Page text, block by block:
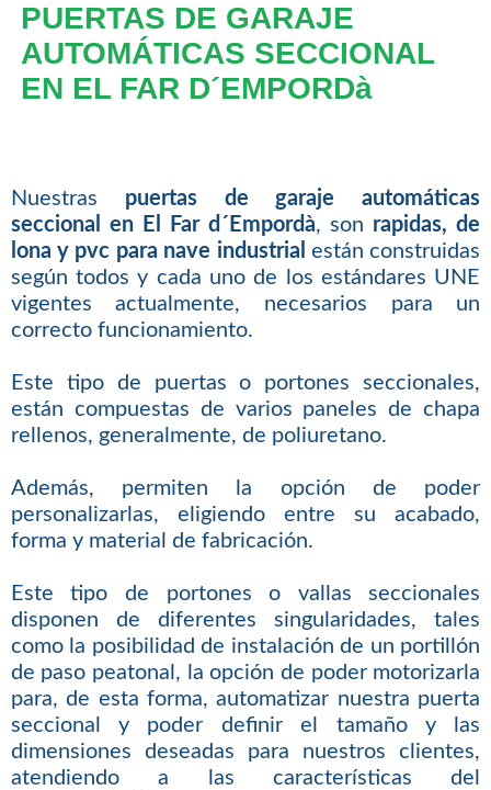
PUERTAS DE GARAJE
AUTOMÁTICAS SECCIONAL
EN EL FAR D´EMPORDà
Nuestras puertas de garaje automáticas
seccional en El Far d´Empordà, son rapidas, de
lona y pvc para nave industrial están construidas
según todos y cada uno de los estándares UNE
vigentes actualmente, necesarios para un
correcto funcionamiento.
Este tipo de puertas o portones seccionales,
están compuestas de varios paneles de chapa
rellenos, generalmente, de poliuretano.
Además, permiten la opción de poder
personalizarlas, eligiendo entre su acabado,
forma y material de fabricación.
Este tipo de portones o vallas seccionales
disponen de diferentes singularidades, tales
como la posibilidad de instalación de un portillón
de paso peatonal, la opción de poder motorizarla
para, de esta forma, automatizar nuestra puerta
seccional y poder definir el tamaño y las
dimensiones deseadas para nuestros clientes,
atendiendo a las características del